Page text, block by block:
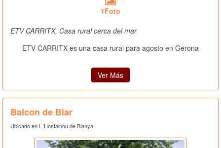
1Foto
ETV CARRITX, Casa rural cerca del mar
ETV CARRITX es una casa rural para agosto en Gerona
Ver Más
Balcon de Biar
Ubicado en L´Hostalnou de Bianya